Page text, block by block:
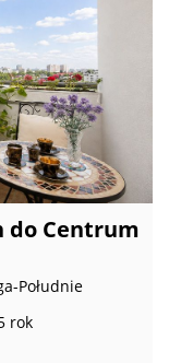
do Centrum
Południe
rok